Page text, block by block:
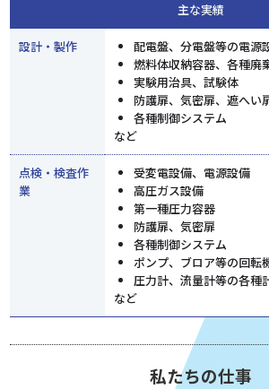
主な実績
設計・製作
配電盤、分電盤等の電源
燃料体収納容器、各種廃
実験用治具、試験体
防護扉、気密扉、遮へい
各種制御システム
など
点検・検査作
業
受変電設備、電源設備
高圧ガス設備
第一種圧力容器
防護扉、気密扉
各種制御システム
ポンプ、ブロア等の回転
圧力計、流量計等の各種
など
私たちの仕事